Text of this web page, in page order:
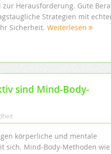
zur Herausforderung. Gute
Strategien mit
Sicherheit. Weiterlesen
sind Mind-Body-
körperliche und mentale
sich. Mind-Body-Methoden wie